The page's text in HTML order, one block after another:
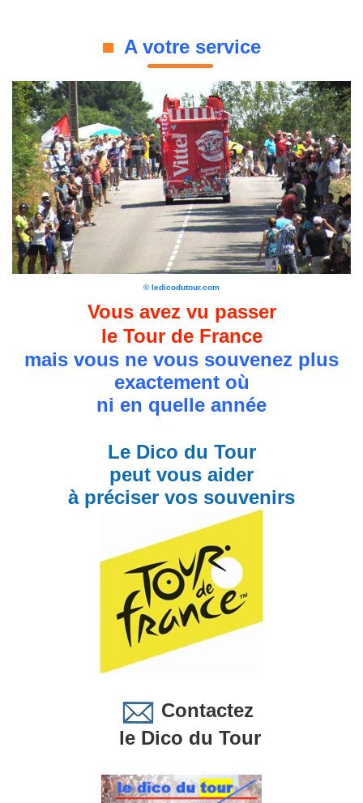
A votre service
© ledicodutour.com
Vous avez vu passer
le Tour de France
mais vous ne vous souvenez plus
exactement où
ni en quelle année
Le Dico du Tour
peut vous aider
à préciser vos souvenirs
Contactez
le Dico du Tour